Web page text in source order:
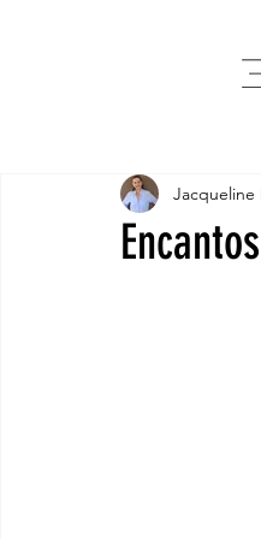
Jacqueline